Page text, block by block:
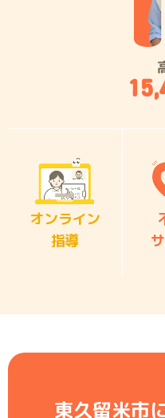
オンライン
指導
東久留米市